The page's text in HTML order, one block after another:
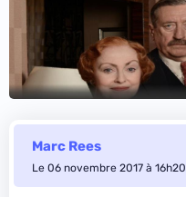
Marc Rees
Le 06 novembre 2017 à 16h20